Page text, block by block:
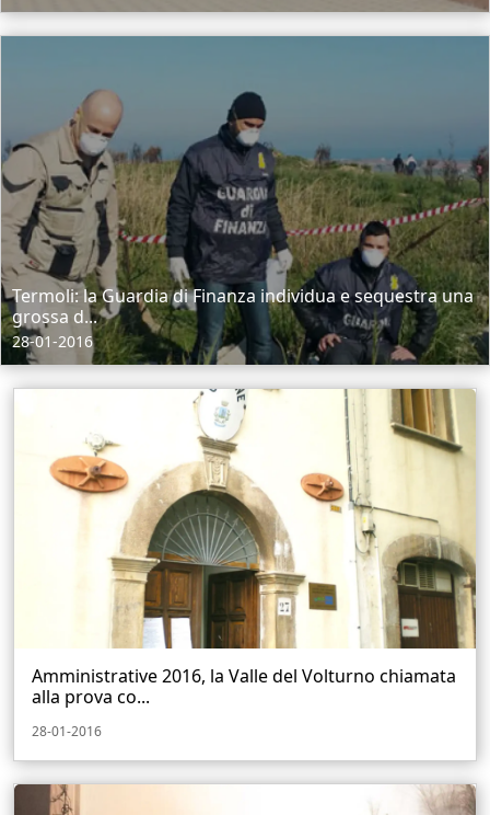
Termoli: la Guardia di Finanza individua e sequestra una
grossa d...
28-01-2016
Amministrative 2016, la Valle del Volturno chiamata
alla prova co...
28-01-2016